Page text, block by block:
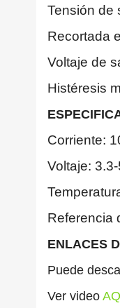
Tensión de
Recortada
Voltaje de
Histéresis
Corriente:
Voltaje:
Referencia
ENLACES
Puede
Ver video